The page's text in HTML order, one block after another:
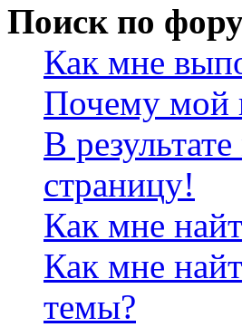
Поиск по
Как мне
Почему мой
В
страницу!
Как мне
Как мне
темы?